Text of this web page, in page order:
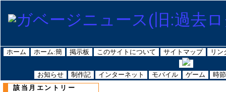
ホーム ホーム:簡 掲示板 このサイトについて サイトマップ リン
お知らせ 制作記 インターネット モバイル ゲーム 時節
該当月エントリー